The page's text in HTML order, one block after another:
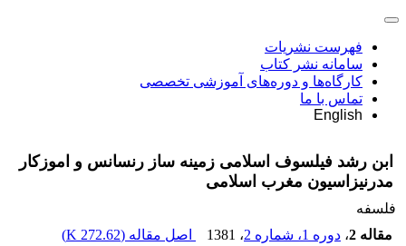
فهرست نشریات
سامانه نشر کتاب
کارگاه‌ها و دوره‌های آموزشی تخصصی
تماس با ما
English
ابن رشد فیلسوف اسلامی زمینه ساز رنسانس و اموزکار
مدرنیزاسیون مغرب اسلامی
فلسفه
مقاله 2
، دوره 1، شماره 2 ، 1381 اصل مقاله (272.62 K
)